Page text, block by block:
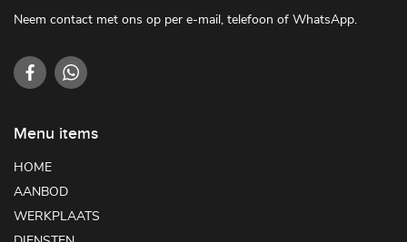
Neem contact met ons op per e-mail, telefoon of WhatsApp.
Menu items
HOME
AANBOD
WERKPLAATS